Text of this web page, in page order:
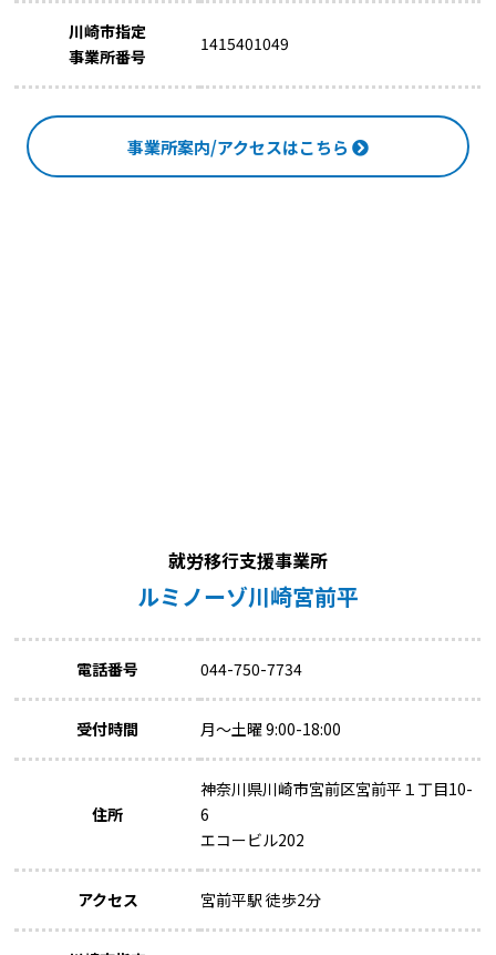
川崎市指定
事業所番号
1415401049
事業所案内/アクセスはこちら
就労移行支援事業所
ルミノーゾ川崎宮前平
電話番号 044-750-7734
受付時間 月～土曜 9:00-18:00
住所
神奈川県川崎市宮前区宮前平１丁目10-
6
エコービル202
アクセス 宮前平駅 徒歩2分